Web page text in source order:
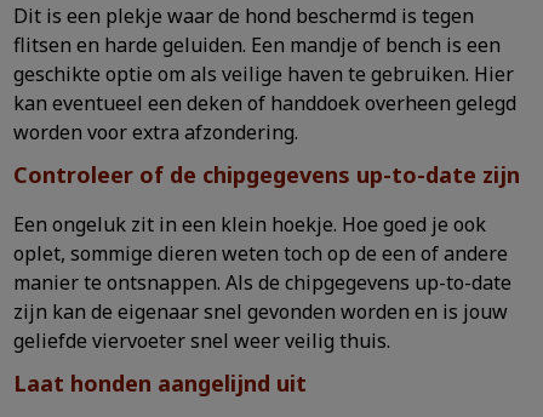
Dit is een plekje waar de hond beschermd is tegen
flitsen en harde geluiden. Een mandje of bench is een
geschikte optie om als veilige haven te gebruiken. Hier
kan eventueel een deken of handdoek overheen gelegd
worden voor extra afzondering.
Controleer of de chipgegevens up-to-date zijn
Een ongeluk zit in een klein hoekje. Hoe goed je ook
oplet, sommige dieren weten toch op de een of andere
manier te ontsnappen. Als de chipgegevens up-to-date
zijn kan de eigenaar snel gevonden worden en is jouw
geliefde viervoeter snel weer veilig thuis.
Laat honden aangelijnd uit